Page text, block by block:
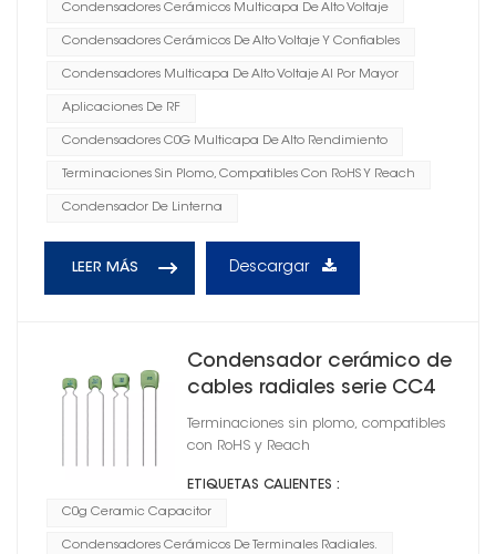
Condensadores Cerámicos Multicapa De Alto Voltaje
Condensadores Cerámicos De Alto Voltaje Y Confiables
Condensadores Multicapa De Alto Voltaje Al Por Mayor
Aplicaciones De RF
Condensadores C0G Multicapa De Alto Rendimiento
Terminaciones Sin Plomo, Compatibles Con RoHS Y Reach
Condensador De Linterna
LEER MÁS Descargar
Condensador cerámico de
cables radiales serie CC4
C0G
Terminaciones sin plomo, compatibles
con RoHS y Reach
ETIQUETAS CALIENTES :
C0g Ceramic Capacitor
Condensadores Cerámicos De Terminales Radiales.